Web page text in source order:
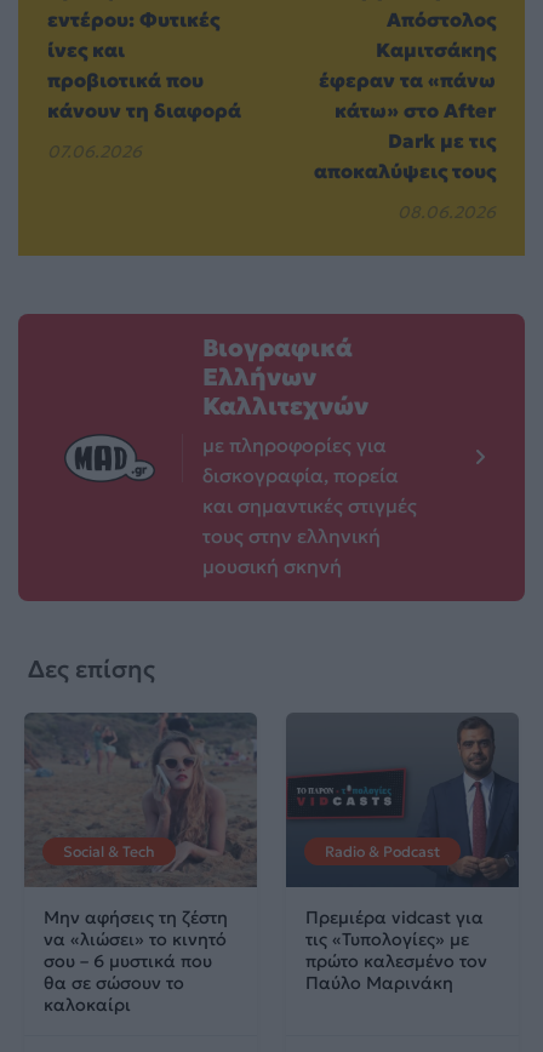
εντέρου: Φυτικές
ίνες και
προβιοτικά που
κάνουν τη διαφορά
07.06.2026
Απόστολος
Καμιτσάκης
έφεραν τα «πάνω
κάτω» στο After
Dark με τις
αποκαλύψεις τους
08.06.2026
Βιογραφικά
Ελλήνων
Καλλιτεχνών
με πληροφορίες για
δισκογραφία, πορεία
και σημαντικές στιγμές
τους στην ελληνική
μουσική σκηνή
Δες επίσης
Social & Tech
Μην αφήσεις τη ζέστη
να «λιώσει» το κινητό
σου – 6 μυστικά που
θα σε σώσουν το
καλοκαίρι
Radio & Podcast
Πρεμιέρα vidcast για
τις «Τυπολογίες» με
πρώτο καλεσμένο τον
Παύλο Μαρινάκη